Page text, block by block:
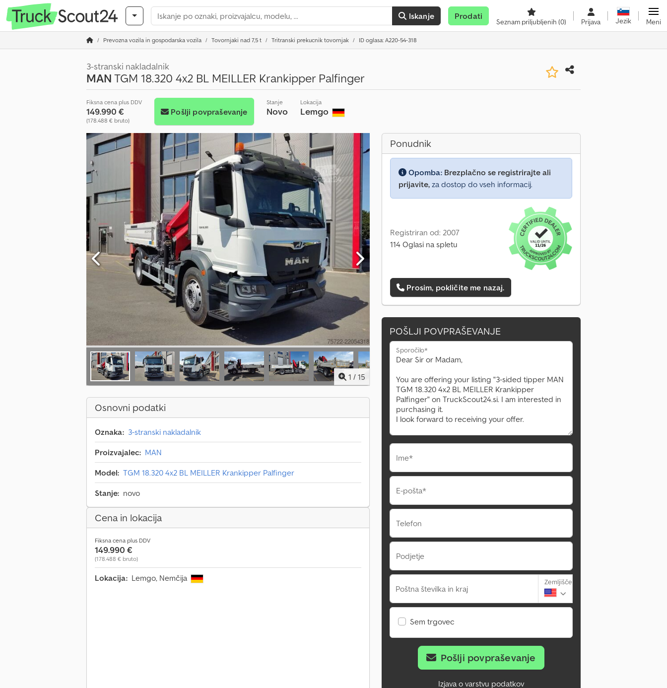
Iskanje Prodati
Seznam priljubljenih (0) Prijava Jezik Meni
Prevozna vozila in gospodarska vozila Tovornjaki nad 7,5 t Tritranski prekucnik tovornjak ID oglasa: A220-54-318
3-stranski nakladalnik
MANTGM 18.320 4x2 BL MEILLER Krankipper Palfinger
Fiksna cena plus DDV
149.990 €
(178.488 € bruto)
Pošlji povpraševanje
Stanje
Novo
Lokacija
Lemgo
1 / 15
Osnovni podatki
Oznaka: 3-stranski nakladalnik
Proizvajalec: MAN
Model: TGM 18.320 4x2 BL MEILLER Krankipper Palfinger
Stanje: novo
Cena in lokacija
Fiksna cena plus DDV
149.990 €
(178.488 € bruto)
Lokacija: Lemgo, Nemčija
Ponudnik
Opomba: Brezplačno se registrirajte ali
prijavite, za dostop do vseh informacij.
Registriran od: 2007
114 Oglasi na spletu
Prosim, pokličite me nazaj.
POŠLJI POVPRAŠEVANJE
Sporočilo*
Ime*
E-pošta*
Telefon
Podjetje
Poštna številka in kraj
Zemljišče
Sem trgovec
Pošlji povpraševanje
Izjava o varstvu podatkov